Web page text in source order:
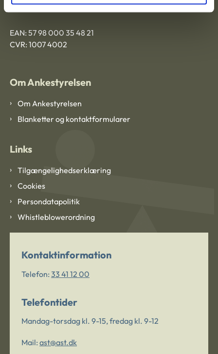
EAN: 57 98 000 35 48 21
CVR: 1007 4002
Om Ankestyrelsen
Om Ankestyrelsen
Blanketter og kontaktformularer
Links
Tilgængelighedserklæring
Cookies
Persondatapolitik
Whistleblowerordning
Kontaktinformation
Telefon: 33 41 12 00
Telefontider
Mandag-torsdag kl. 9-15, fredag kl. 9-12
Mail: ast@ast.dk